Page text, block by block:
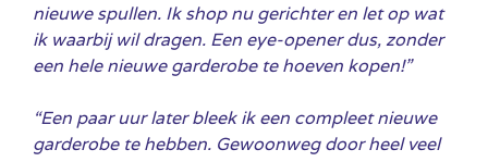
nieuwe spullen. Ik shop nu gerichter en let op wat
ik waarbij wil dragen. Een eye-opener dus, zonder
een hele nieuwe garderobe te hoeven kopen!”
“Een paar uur later bleek ik een compleet nieuwe
garderobe te hebben. Gewoonweg door heel veel